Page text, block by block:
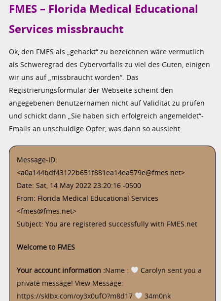
FMES – Florida Medical Educational
Services missbraucht
Ok, den FMES als „gehackt“ zu bezeichnen wäre vermutlich
als Schweregrad des Cybervorfalls zu viel des Guten, einigen
wir uns auf „missbraucht worden“. Das
Registrierungsformular der Webseite scheint den
angegebenen Benutzernamen nicht auf Validität zu prüfen
und schickt dann „Sie haben sich erfolgreich angemeldet“-
Emails an unschuldige Opfer, was dann so aussieht:
Message-ID:
<a0a144bdf43122b651f881ea14ea579e@fmes.net>
Date: Sat, 14 May 2022 23:20:16 -0500
From: Florida Medical Educational Services
<fmes@fmes.net>
Subject: You are registered successfully with FMES.net
Welcome to FMES
Your account information :Name :
Carolyn sent you a
private message! View Message:
https://sklbx.com/oy3x0ufO?m8d17
34m0nk